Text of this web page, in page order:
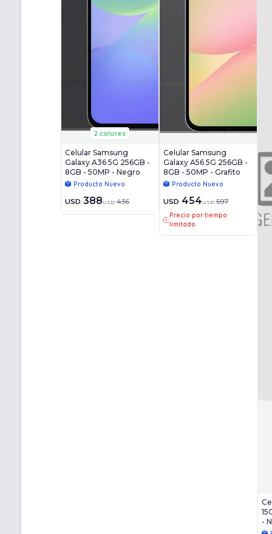
2 colores
Celular Samsung
Galaxy A36 5G 256GB -
8GB - 50MP - Negro
Producto Nuevo
USD 388 USD 436
Celular Samsung
Galaxy A56 5G 256GB -
8GB - 50MP - Grafito
Producto Nuevo
USD 454 USD 597
Precio por tiempo
limitado
-